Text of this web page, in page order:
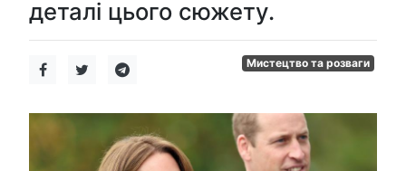
деталі цього сюжету.
Мистецтво та розваги